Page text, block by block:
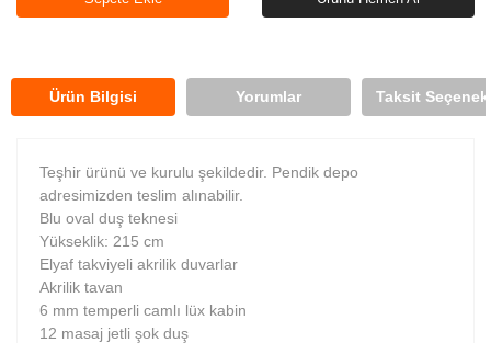
Ürün Bilgisi Yorumlar Taksit
Teşhir ürünü ve kurulu şekildedir. Pendik depo
adresimizden teslim alınabilir.
Blu oval duş teknesi
Yükseklik: 215 cm
Elyaf takviyeli akrilik duvarlar
Akrilik tavan
6 mm temperli camlı lüx kabin
12 masaj jetli şok duş